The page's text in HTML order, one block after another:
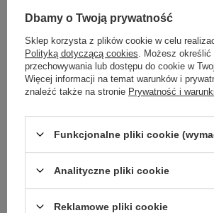
brązowy
ZALOGUJ SIĘ I ZOBACZ
Masz pytanie? Chętnie pomożemy.
Zadzwoń+48 601 547 740 Zadaj
skład materiału : 92% nylon, 8% spandex
Dbamy o Twoją prywatność
Sklep korzysta z plików cookie w celu
Polityką dotyczącą cookies . Możesz określić
przechowywania lub dostępu do cookie w
Więcej informacji na temat warunków i
znaleźć także na stronie Prywatność i
Funkcjonalne pliki cookie
Analityczne pliki cookie
Reklamowe pliki cookie